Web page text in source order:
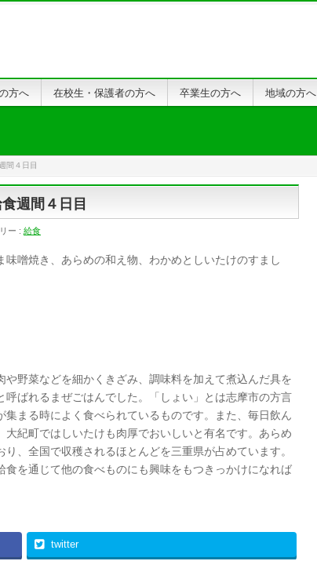
方へ 在校生・保護者の方へ 卒業生の方へ 地域の方へ
間４日目
週間４日目
ー : 給食
噌焼き、あらめの和え物、わかめとしいたけのすまし
野菜などを細かくきざみ、調味料を加えて煮込んだ具を
ばれるまぜごはんでした。「しょい」とは志摩市の方言
まる時によく食べられているものです。また、毎日飲ん
紀町ではしいたけも肉厚でおいしいと有名です。あらめ
、全国で収穫されるほとんどを三重県が占めています。
を通じて他の食べものにも興味をもつきっかけになれば
twitter